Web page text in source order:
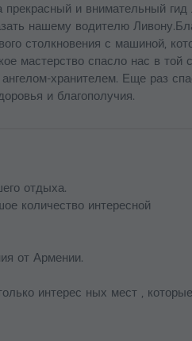
прекрасный и внимательный
нашему водителю
столкновения с машиной,
мастерство спасло нас в той
хранителем. Еще раз
и благополучия.
отдыха.
количество интересной
от Армении.
интерес ных мест , которые